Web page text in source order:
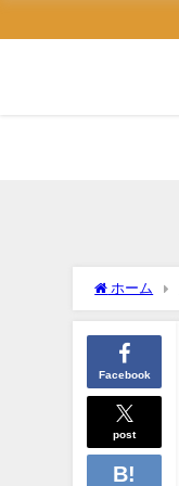
ホーム
Facebook
post